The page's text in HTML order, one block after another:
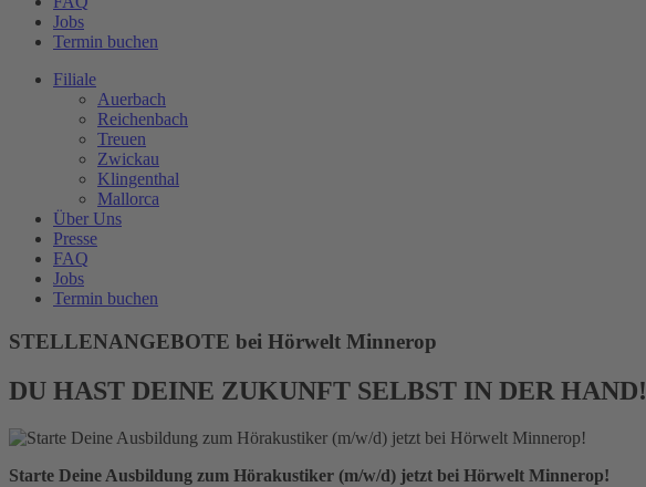
Jobs
Termin buchen
Filiale
Auerbach
Reichenbach
Treuen
Zwickau
Klingenthal
Mallorca
Über Uns
Presse
FAQ
Jobs
Termin buchen
STELLENANGEBOTE bei Hörwelt Minnerop
DU HAST DEINE ZUKUNFT SELBST IN DER HAND!
Starte Deine Ausbildung zum Hörakustiker (m/w/d) jetzt bei Hörwelt Minnerop!